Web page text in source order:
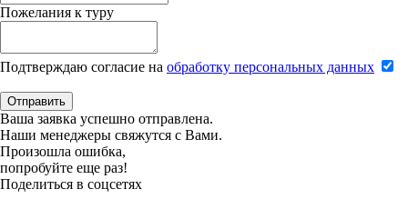
Пожелания к туру
Подтверждаю согласие на обработку персональных данных
Отправить
Ваша заявка успешно отправлена.
Наши менеджеры свяжутся с Вами.
Произошла ошибка,
попробуйте еще раз!
Поделиться в соцсетях